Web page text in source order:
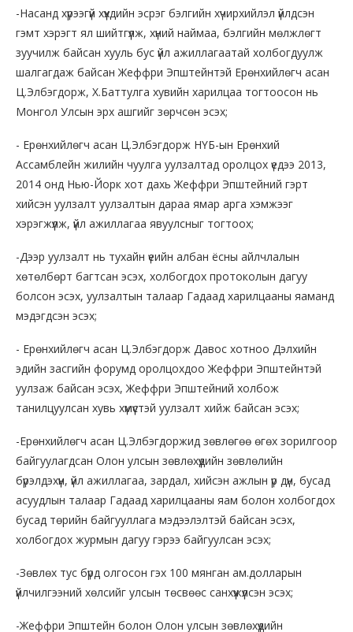
-Насанд хүрээгүй хүүхдийн эсрэг бэлгийн хүчирхийлэл үйлдсэн
гэмт хэрэгт ял шийтгүүлж, хүний наймаа, бэлгийн мөлжлөгт
зуучилж байсан хууль бус үйл ажиллагаатай холбогдуулж
шалгагдаж байсан Жеффри Эпштейнтэй Ерөнхийлөгч асан
Ц.Элбэгдорж, Х.Баттулга хувийн харилцаа тогтоосон нь
Монгол Улсын эрх ашгийг зөрчсөн эсэх;
- Ерөнхийлөгч асан Ц.Элбэгдорж НҮБ-ын Ерөнхий
Ассамблейн жилийн чуулга уулзалтад оролцох үедээ 2013,
2014 онд Нью-Йорк хот дахь Жеффри Эпштейний гэрт
хийсэн уулзалт уулзалтын дараа ямар арга хэмжээг
хэрэгжүүлж, үйл ажиллагаа явуулсныг тогтоох;
-Дээр уулзалт нь тухайн үеийн албан ёсны айлчлалын
хөтөлбөрт багтсан эсэх, холбогдох протоколын дагуу
болсон эсэх, уулзалтын талаар Гадаад харилцааны яаманд
мэдэгдсэн эсэх;
- Ерөнхийлөгч асан Ц.Элбэгдорж Давос хотноо Дэлхийн
эдийн засгийн форумд оролцохдоо Жеффри Эпштейнтэй
уулзаж байсан эсэх, Жеффри Эпштейний холбож
танилцуулсан хувь хүмүүстэй уулзалт хийж байсан эсэх;
-Ерөнхийлөгч асан Ц.Элбэгдоржид зөвлөгөө өгөх зорилгоор
байгуулагдсан Олон улсын зөвлөхүүдийн зөвлөлийн
бүрэлдэхүүн, үйл ажиллагаа, зардал, хийсэн ажлын үр дүн, бусад
асуудлын талаар Гадаад харилцааны яам болон холбогдох
бусад төрийн байгууллага мэдээлэлтэй байсан эсэх,
холбогдох журмын дагуу гэрээ байгуулсан эсэх;
-Зөвлөх тус бүрд олгосон гэх 100 мянган ам.долларын
үйлчилгээний хөлсийг улсын төсвөөс санхүүжүүлсэн эсэх;
-Жеффри Эпштейн болон Олон улсын зөвлөхүүдийн